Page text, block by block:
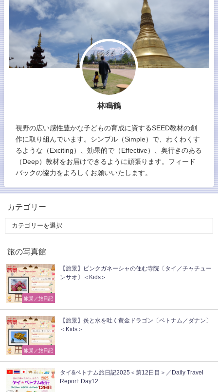
林鳴鶴
視野の広い感性豊かな子どもの育成に資するSEED教材の創
作に取り組んでいます。シンプル（Simple）で、わくわくす
るような（Exciting）、効果的で（Effective）、奥行きのある
（Deep）教材をお届けできるように頑張ります。フィード
バックの協力をよろしくお願いいたします。
カテゴリー
旅の写真館
旅景／旅日記
【旅景】ピンクガネーシャの住む寺院〔タイ／チャチュー
ンサオ〕＜Kids＞
旅景／旅日記
【旅景】炎と水を吐く黄金ドラゴン〔ベトナム／ダナン〕
＜Kids＞
タイ&ベトナム旅日記2025＜第12日目＞／Daily Travel
Report: Day12